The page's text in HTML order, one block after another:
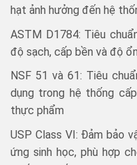
hạt ảnh hưởng đến hệ
ASTM D1784: Tiêu
độ sạch, cấp bền và độ
NSF 51 và 61: Tiêu
dụng trong hệ thống
thực phẩm
USP Class VI: Đảm bảo
ứng sinh học, phù hợp